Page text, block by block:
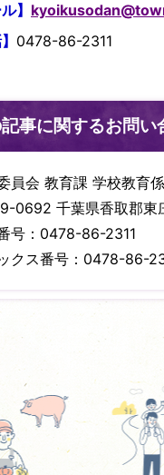
】
0478-86-2311
事に関するお問い
員会 教育課 学校教育係
0692 千葉県香取郡東
号：0478-86-2311
クス番号：0478-86-